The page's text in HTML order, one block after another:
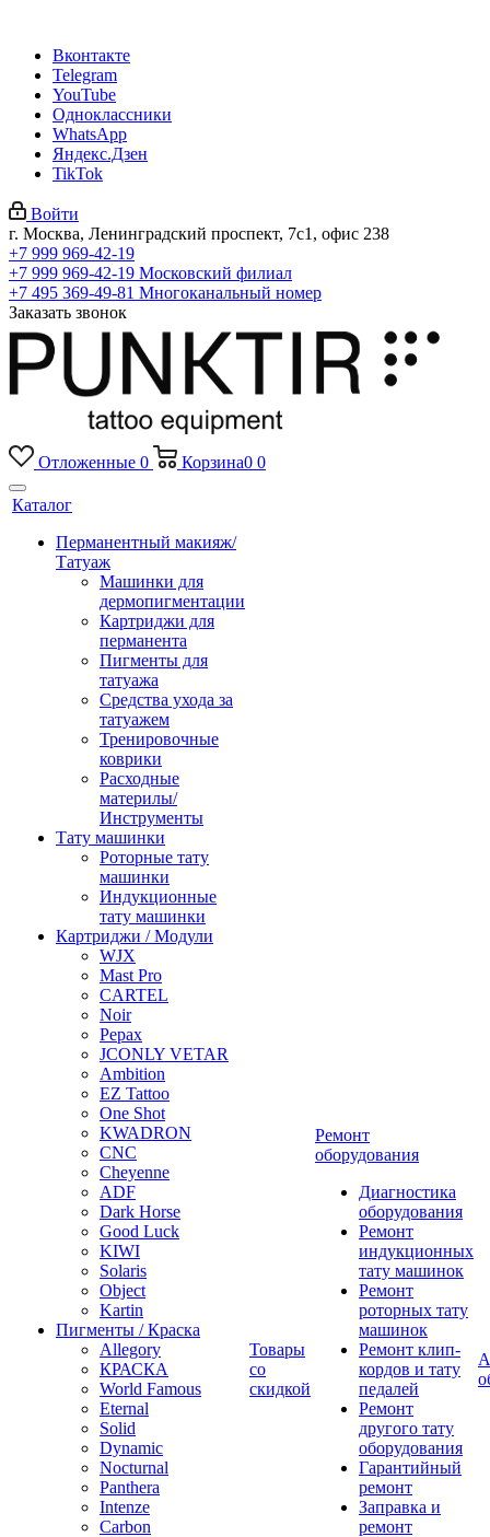
Вконтакте
Telegram
YouTube
Одноклассники
WhatsApp
Яндекс.Дзен
TikTok
Войти
г. Москва, Ленинградский проспект, 7с1, офис 238
+7 999 969-42-19
+7 999 969-42-19 Московский филиал
+7 495 369-49-81 Многоканальный номер
Заказать звонок
Отложенные 0 Корзина0 0
Каталог
Перманентный макияж/
Татуаж
Машинки для
дермопигментации
Картриджи для
перманента
Пигменты для
татуажа
Средства ухода за
татуажем
Тренировочные
коврики
Расходные
материлы/
Инструменты
Тату машинки
Роторные тату
машинки
Индукционные
тату машинки
Картриджи / Модули
WJX
Mast Pro
CARTEL
Noir
Pepax
JCONLY VETAR
Ambition
EZ Tattoo
One Shot
KWADRON
CNC
Cheyenne
ADF
Dark Horse
Good Luck
KIWI
Solaris
Object
Kartin
Пигменты / Краска
Allegory
КРАСКА
World Famous
Eternal
Solid
Dynamic
Nocturnal
Panthera
Intenze
Carbon
Товары
со
скидкой
Ремонт
оборудования
Диагностика
оборудования
Ремонт
индукционных
тату машинок
Ремонт
роторных тату
машинок
Ремонт клип-
кордов и тату
педалей
Ремонт
другого тату
оборудования
Гарантийный
ремонт
Заправка и
ремонт